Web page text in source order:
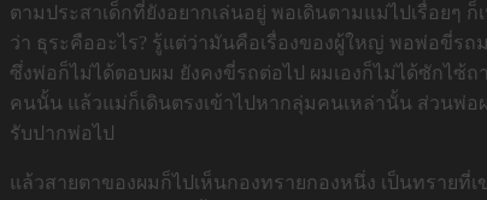
ตามประสาเด็กที่ยังอยากเล่นอยู่ พอเดินตามแม่ไปเรื่อย
ว่า ธุระคืออะไร? รู้แต่ว่ามันคือเรื่องของผู้ใหญ่ พอพ่อขี่รถ
ซึ่งพ่อก็ไม่ได้ตอบผม ยังคงขี่รถต่อไป ผมเองก็ไม่ได้ซักไซ้
คนนั้น แล้วแม่ก็เดินตรงเข้าไปหากลุ่มคนเหล่านั้น ส่วนพ่อ
รับปากพ่อไป
แล้วสายตาของผมก็ไปเห็นกองทรายกองหนึ่ง เป็นทรายที่